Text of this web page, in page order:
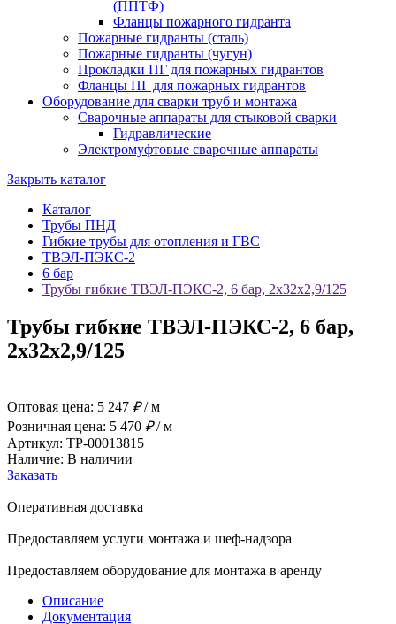
(ППТФ)
Фланцы пожарного гидранта
Пожарные гидранты (сталь)
Пожарные гидранты (чугун)
Прокладки ПГ для пожарных гидрантов
Фланцы ПГ для пожарных гидрантов
Оборудование для сварки труб и монтажа
Сварочные аппараты для стыковой сварки
Гидравлические
Электромуфтовые сварочные аппараты
Закрыть каталог
Каталог
Трубы ПНД
Гибкие трубы для отопления и ГВС
ТВЭЛ-ПЭКС-2
6 бар
Трубы гибкие ТВЭЛ-ПЭКС-2, 6 бар, 2x32х2,9/125
Трубы гибкие ТВЭЛ-ПЭКС-2, 6 бар,
2x32х2,9/125
Оптовая цена: 5 247 ₽/ м
Розничная цена: 5 470 ₽/ м
Артикул: ТР-00013815
Наличие: В наличии
Заказать
Оперативная доставка
Предоставляем услуги монтажа и шеф-надзора
Предоставляем оборудование для монтажа в аренду
Описание
Документация